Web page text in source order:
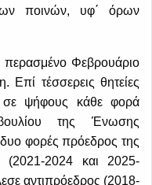
ποινών, υφ΄ όρων
Φεβρουάριο
Επί τέσσερεις θητείες
σε ψήφους κάθε φορά
της Ένωσης
φορές πρόεδρος της
2024 και 2025-
αντιπρόεδρος (2018-